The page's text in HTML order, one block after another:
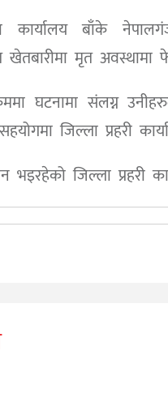
कार्यालय बाँके
खेतबारीमा मृत अवस्थामा
घटनामा संलग्न
जिल्ला प्रहरी
जिल्ला प्रहरी